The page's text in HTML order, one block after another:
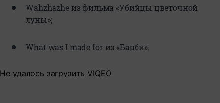
Wahzhazhe из фильма «Убийцы цветочной
луны»;
What was I made for из «Барби».
Не удалось загрузить VIQEO